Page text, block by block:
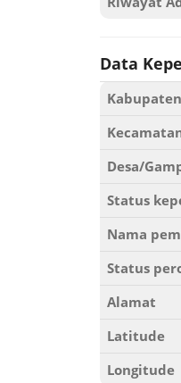
Data
Desa/
Status
Nama
Status
Alamat
Latitude
Longitude